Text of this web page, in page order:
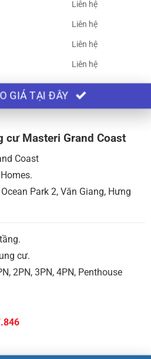
Liên hệ
Liên hệ
Liên hệ
Liên hệ
GIÁ TẠI ĐÂY
cư Masteri Grand Coast
Coast
Park 2, Văn Giang, Hưng
cư.
2PN, 3PN, 4PN, Penthouse